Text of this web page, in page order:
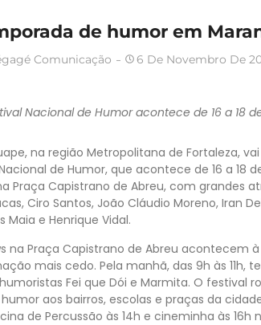
de humor em
Comunicação 6 De Novembro De
Nacional de Humor acontece de 16 a
na região Metropolitana de Fortaleza,
de Humor, que acontece de 16 a 18
Praça Capistrano de Abreu, com grandes
Ciro Santos, João Cláudio Moreno, Iran
Maia e Henrique Vidal.
na Praça Capistrano de Abreu acontecem
mais cedo. Pela manhã, das 9h às 11h,
Fei que Dói e Marmita. O festival
aos bairros, escolas e praças da
de Percussão às 14h e cineminha às 16h